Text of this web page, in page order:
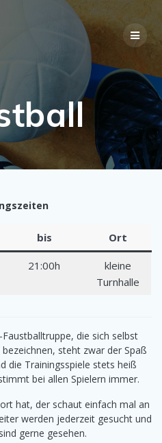
bis Ort
21:00h
kleine
Turnhalle
die sich selbst
steht zwar der Spaß
die Trainingsspiele stets heiß
bei allen Spielern immer.
hat, der schaut einfach mal an
werden jederzeit gesucht und
gerne gesehen.